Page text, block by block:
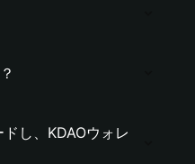
し、KDAOウォレ